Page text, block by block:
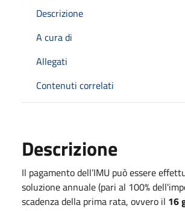
Descrizione
A cura di
Allegati
Contenuti correlati
Descrizione
Il pagamento dell’IMU può essere
soluzione annuale (pari al 100%
scadenza della prima rata, ovvero il 16